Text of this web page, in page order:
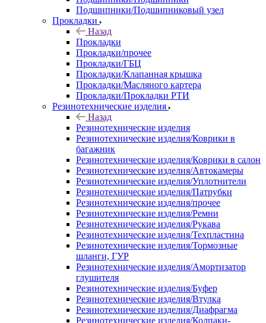
Подшипники/Подшипниковый узел
Прокладки
Назад
Прокладки
Прокладки/прочее
Прокладки/ГБЦ
Прокладки/Клапанная крышка
Прокладки/Масляного картера
Прокладки/Прокладки РТИ
Резинотехнические изделия
Назад
Резинотехнические изделия
Резинотехнические изделия/Коврики в
багажник
Резинотехнические изделия/Коврики в салон
Резинотехнические изделия/Автокамеры
Резинотехнические изделия/Уплотнители
Резинотехнические изделия/Патрубки
Резинотехнические изделия/прочее
Резинотехнические изделия/Ремни
Резинотехнические изделия/Рукава
Резинотехнические изделия/Техпластина
Резинотехнические изделия/Тормозные
шланги, ГУР
Резинотехнические изделия/Амортизатор
глушителя
Резинотехнические изделия/Буфер
Резинотехнические изделия/Втулка
Резинотехнические изделия/Диафрагма
Резинотехнические изделия/Колпаки-